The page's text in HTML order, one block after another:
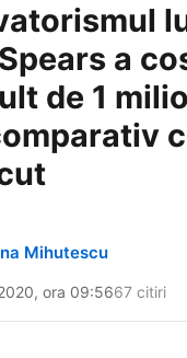
a
de 1
Mihutescu
ora 09:5667 citiri